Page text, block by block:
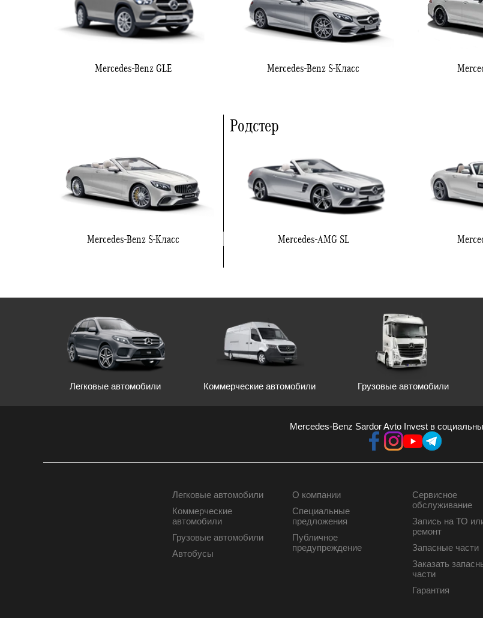
Mercedes-Benz GLE Mercedes-Benz S-Класс
Mercedes-Benz S-Класс
Родстер
Mercedes-AMG SL
Легковые автомобили Коммерческие автомобили Грузовые автомобили
Mercedes-Benz Sardor Avto Invest в
АВТОМОБИЛИ
Легковые автомобили
Коммерческие
автомобили
Грузовые автомобили
Автобусы
КОРПОРАТИВНЫМ
КЛИЕНТАМ
О компании
Специальные
предложения
Публичное
предупреждение
СЕРВИС
Сервисное
обслуживание
Запись на ТО
ремонт
Запасные части
Заказать
части
Гарантия